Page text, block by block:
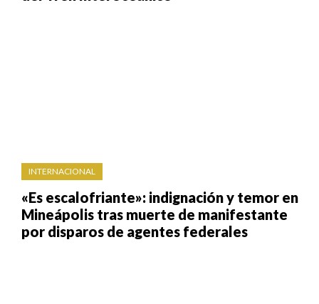
INTERNACIONAL
«Es escalofriante»: indignación y temor en
Mineápolis tras muerte de manifestante
por disparos de agentes federales